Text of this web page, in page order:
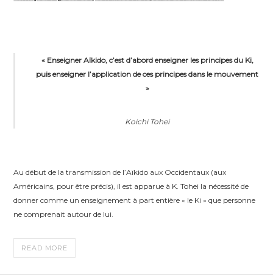
de
« Enseigner Aïkido, c’est d’abord enseigner les principes du Ki,
puis enseigner l’application de ces principes dans le mouvement
»
Koichi Tohei
Au début de la transmission de l’Aïkido aux Occidentaux (aux
Américains, pour être précis), il est apparue à K. Tohei la nécessité de
donner comme un enseignement à part entière « le Ki » que personne
ne comprenait autour de lui.
READ MORE